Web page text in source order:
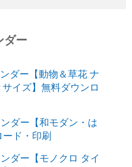
ダー
ダー【動物＆草花 ナ
イズ】無料ダウンロ
ダー【和モダン・は
ド・印刷
ダー【モノクロ タイ